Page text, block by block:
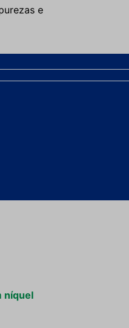
e
nova gestão da
e com a
estratégica
brasileiro
níquel